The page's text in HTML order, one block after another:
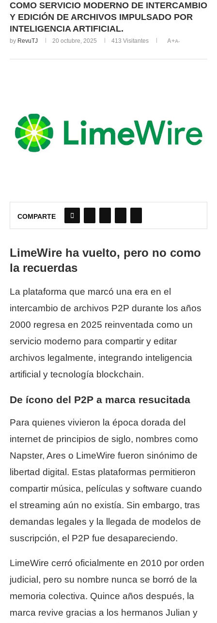
COMO SERVICIO MODERNO DE INTERCAMBIO
Y EDICIÓN DE ARCHIVOS IMPULSADO POR
INTELIGENCIA ARTIFICIAL.
by RevuTJ 20 octubre, 2025 413 Visitantes A+A-
COMPARTE
LimeWire ha vuelto, pero no como
la recuerdas
La plataforma que marcó una era en el
intercambio de archivos P2P durante los años
2000 regresa en 2025 reinventada como un
servicio moderno para compartir y editar
archivos legalmente, integrando inteligencia
artificial y tecnología blockchain.
De ícono del P2P a marca resucitada
Para quienes vivieron la época dorada del
internet de principios de siglo, nombres como
Napster, Ares o LimeWire fueron sinónimo de
libertad digital. Estas plataformas permitieron
compartir música, películas y software cuando
el streaming aún no existía. Sin embargo, tras
demandas legales y la llegada de modelos de
suscripción, el P2P fue desapareciendo.
LimeWire cerró oficialmente en 2010 por orden
judicial, pero su nombre nunca se borró de la
memoria colectiva. Quince años después, la
marca revive gracias a los hermanos Julian y